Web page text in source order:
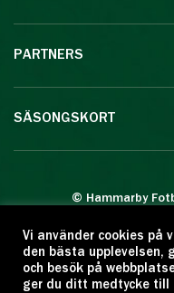
PARTNERS
SÄSONGSKORT
© Hammarby
Eftertryck eller
Citera oss
Vi använder cookies på
den bästa upplevelsen,
och besök på
ger du ditt medtycke till